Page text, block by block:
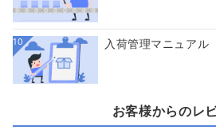
10 入荷管理マニュアル
お客様からのレ